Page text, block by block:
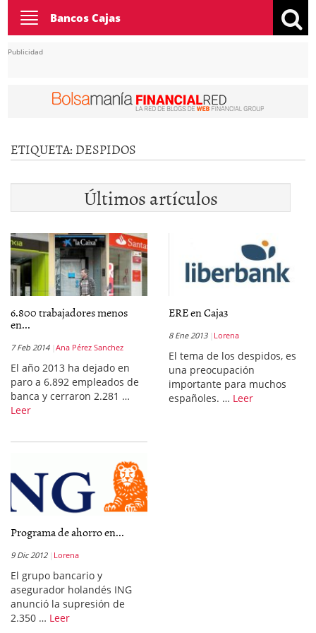
Toggle
navigation
Bancos Cajas
Publicidad
ETIQUETA: DESPIDOS
Últimos artículos
6.800 trabajadores menos
en...
7 Feb 2014 Ana Pérez Sanchez
El año 2013 ha dejado en
paro a 6.892 empleados de
banca y cerraron 2.281 …
Leer
ERE en Caja3
8 Ene 2013 Lorena
El tema de los despidos, es
una preocupación
importante para muchos
españoles. … Leer
Programa de ahorro en...
9 Dic 2012 Lorena
El grupo bancario y
asegurador holandés ING
anunció la supresión de
2.350 … Leer